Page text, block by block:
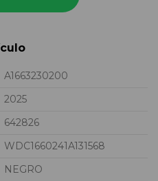
A1663230200
2025
642826
WDC1660241A131568
NEGRO